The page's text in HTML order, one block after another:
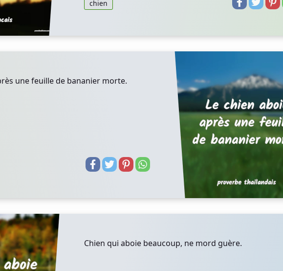
chien
une feuille de bananier morte.
Chien qui aboie beaucoup, ne mord guère.